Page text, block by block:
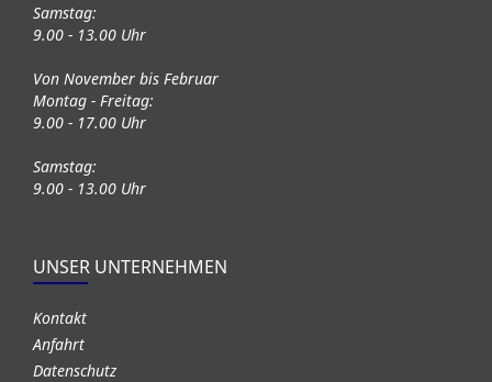
Samstag:
9.00 - 13.00 Uhr
Von November bis Februar
Montag - Freitag:
9.00 - 17.00 Uhr
Samstag:
9.00 - 13.00 Uhr
UNSER UNTERNEHMEN
Kontakt
Anfahrt
Datenschutz